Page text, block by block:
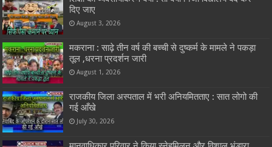
दिए जाए
August 3, 2026
मकराना : साढ़े तीन वर्ष की बच्ची से दुष्कर्म के मामले ने पकड़ा
तूल ,धरना प्रदर्शन जारी
August 1, 2026
राजकीय जिला अस्पताल में भरी अनियमितताए : सात लोगो की
गई आँखे
July 30, 2026